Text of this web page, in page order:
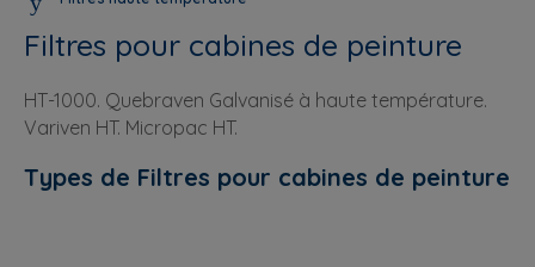
Filtres pour cabines de peinture
HT-1000. Quebraven Galvanisé à haute température.
Variven HT. Micropac HT.
Types de Filtres pour cabines de peinture